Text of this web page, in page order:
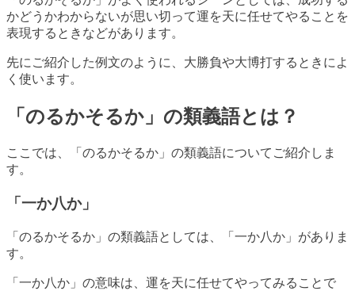
かどうかわからないが思い切って運を天に任せてやることを
表現するときなどがあります。
先にご紹介した例文のように、大勝負や大博打するときによ
く使います。
「のるかそるか」の類義語とは？
ここでは、「のるかそるか」の類義語についてご紹介しま
す。
「一か八か」
「のるかそるか」の類義語としては、「一か八か」がありま
す。
「一か八か」の意味は、運を天に任せてやってみることで